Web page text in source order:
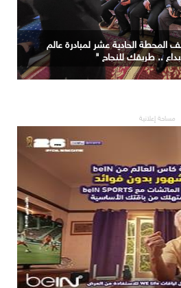
المحطة التاسعة لمبادرة عالم
.. طريقك للنجاح "
مساحة إعلانية